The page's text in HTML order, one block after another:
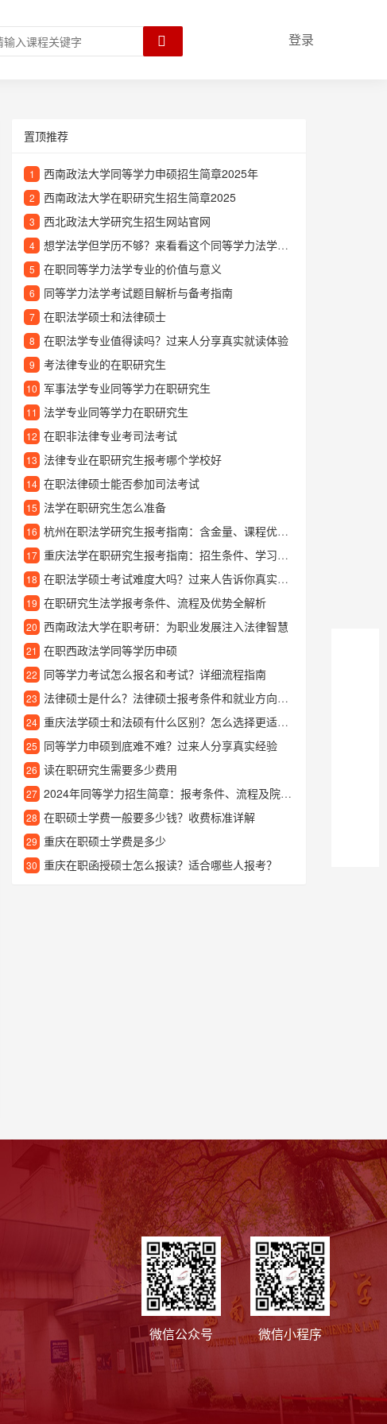
登录
置顶推荐
1 西南政法大学同等学力申硕招生简章2025年
2 西南政法大学在职研究生招生简章2025
3 西北政法大学研究生招生网站官网
4 想学法学但学历不够？来看看这个同等学力法学培训班
5 在职同等学力法学专业的价值与意义
6 同等学力法学考试题目解析与备考指南
7 在职法学硕士和法律硕士
8 在职法学专业值得读吗？过来人分享真实就读体验
9 考法律专业的在职研究生
10 军事法学专业同等学力在职研究生
11 法学专业同等学力在职研究生
12 在职非法律专业考司法考试
13 法律专业在职研究生报考哪个学校好
14 在职法律硕士能否参加司法考试
15 法学在职研究生怎么准备
16 杭州在职法学研究生报考指南：含金量、课程优势与职业发展解析
17 重庆法学在职研究生报考指南：招生条件、学习方式和就业前景解析
18 在职法学硕士考试难度大吗？过来人告诉你真实情况
19 在职研究生法学报考条件、流程及优势全解析
20 西南政法大学在职考研：为职业发展注入法律智慧
21 在职西政法学同等学历申硕
22 同等学力考试怎么报名和考试？详细流程指南
23 法律硕士是什么？法律硕士报考条件和就业方向解析
24 重庆法学硕士和法硕有什么区别？怎么选择更适合自己？
25 同等学力申硕到底难不难？过来人分享真实经验
26 读在职研究生需要多少费用
27 2024年同等学力招生简章：报考条件、流程及院校专业全解析
28 在职硕士学费一般要多少钱？收费标准详解
29 重庆在职硕士学费是多少
30 重庆在职函授硕士怎么报读？适合哪些人报考？
微信公众号 微信小程序